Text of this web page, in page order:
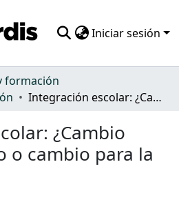
Iniciar sesión
formación
Integración escolar: ¿Cambio para el alumno o cambio para la escuela?
¿Cambio
o cambio para la